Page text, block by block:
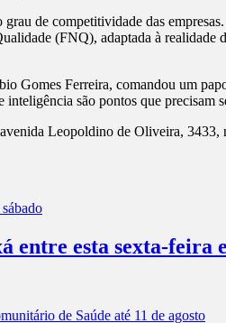
de competitividade das
(FNQ), adaptada à realidade
Gomes Ferreira, comandou um
são pontos que precisam
Leopoldino de Oliveira,
entre esta sexta-feira